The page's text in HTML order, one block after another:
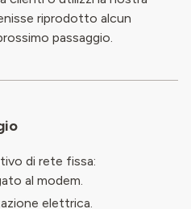
riprodotto alcun
passaggio.
di rete fissa:
al modem.
elettrica.